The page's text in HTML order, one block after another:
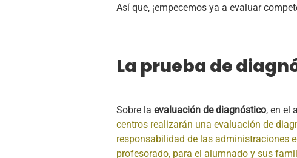
Así que, ¡empecemos ya a evaluar
La prueba de
Sobre la evaluación de diagnóstico, en el
centros realizarán una evaluación de
responsabilidad de las administraciones
profesorado, para el alumnado y sus